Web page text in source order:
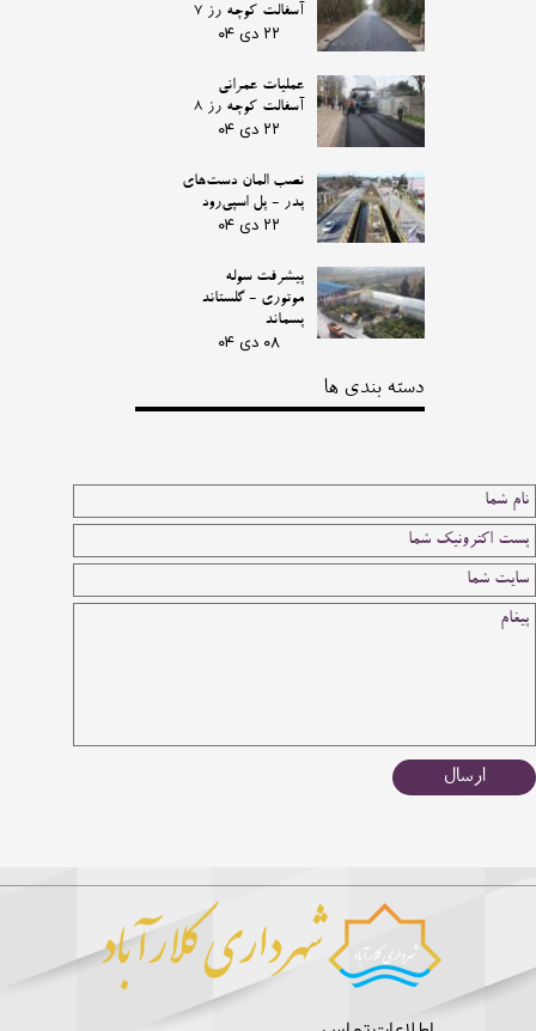
ارسال
آسفالت کوچه رز 7
۲۲ دی ۰۴
عملیات عمرانی
آسفالت کوچه رز 8
۲۲ دی ۰۴
نصب المان دست‌های
پدر - پل اسپی‌رود
۲۲ دی ۰۴
پیشرفت سوله
موتوری - گلستاند
پسماند
۰۸ دی ۰۴
دسته بندی ها